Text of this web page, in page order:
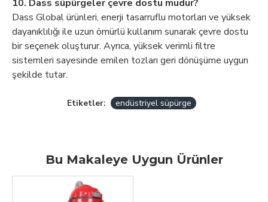
10. Dass süpürgeler çevre dostu mudur?
Dass Global ürünleri, enerji tasarruflu motorları ve yüksek
dayanıklılığı ile uzun ömürlü kullanım sunarak çevre dostu
bir seçenek oluşturur. Ayrıca, yüksek verimli filtre
sistemleri sayesinde emilen tozları geri dönüşüme uygun
şekilde tutar.
Etiketler: endüstriyel süpürge
Bu Makaleye Uygun Ürünler